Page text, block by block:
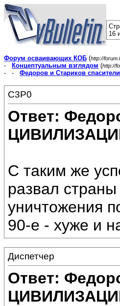
16
Форум осваивающих КОБ (http://
-
Концептуальным взглядом (http://
- - Федоров и Стариков
C3P0
Ответ:
С таким же
развал
уничтожения
90-е - хуже и
Диспетчер
Ответ: